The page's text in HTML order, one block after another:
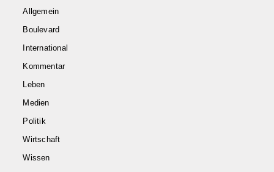
Allgemein
Boulevard
International
Kommentar
Leben
Medien
Politik
Wirtschaft
Wissen